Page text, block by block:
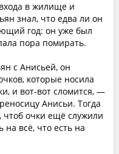
в жилище и
знал, что едва ли он
год: он уже был
пора помирать.
с Анисьей, он
которые носила
и вот-вот сломится, —
Анисьи. Тогда
чтоб очки ещё служили
всё, что есть на